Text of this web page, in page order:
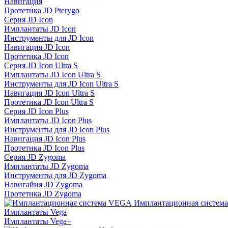
Протетика JD Pterygo
Серия JD Icon
Имплантаты JD Icon
Инструменты для JD Icon
Навигация JD Icon
Протетика JD Icon
Серия JD Icon Ultra S
Имплантаты JD Icon Ultra S
Инструменты для JD Icon Ultra S
Навигация JD Icon Ultra S
Протетика JD Icon Ultra S
Серия JD Icon Plus
Имплантаты JD Icon Plus
Инструменты для JD Icon Plus
Навигация JD Icon Plus
Протетика JD Icon Plus
Серия JD Zygoma
Имплантаты JD Zygoma
Инструменты для JD Zygoma
Навигайия JD Zygoma
Протетика JD Zygoma
Имплантационная
Имплантаты Vega
Имплантаты Vega+